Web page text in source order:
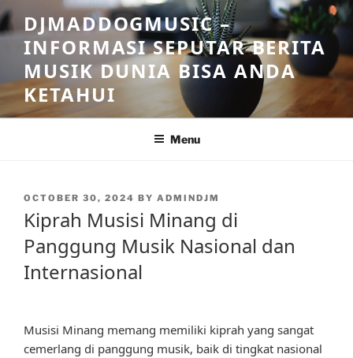
Skip
to
content
DJMADDOGMUSIC –
INFORMASI SEPUTAR BERITA
MUSIK DUNIA BISA ANDA
KETAHUI
Menu
POSTED
ON
OCTOBER 30, 2024 BY ADMINDJM
Kiprah Musisi Minang di
Panggung Musik Nasional dan
Internasional
Musisi Minang memang memiliki kiprah yang sangat
cemerlang di panggung musik, baik di tingkat nasional